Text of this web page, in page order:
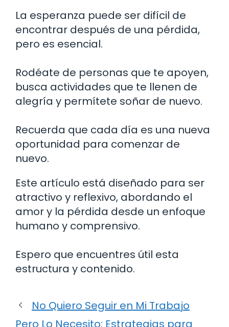
La esperanza puede ser difícil de
encontrar después de una pérdida,
pero es esencial.
Rodéate de personas que te apoyen,
busca actividades que te llenen de
alegría y permítete soñar de nuevo.
Recuerda que cada día es una nueva
oportunidad para comenzar de
nuevo.
Este artículo está diseñado para ser
atractivo y reflexivo, abordando el
amor y la pérdida desde un enfoque
humano y comprensivo.
Espero que encuentres útil esta
estructura y contenido.
No Quiero Seguir en Mi Trabajo
Pero Lo Necesito: Estrategias para